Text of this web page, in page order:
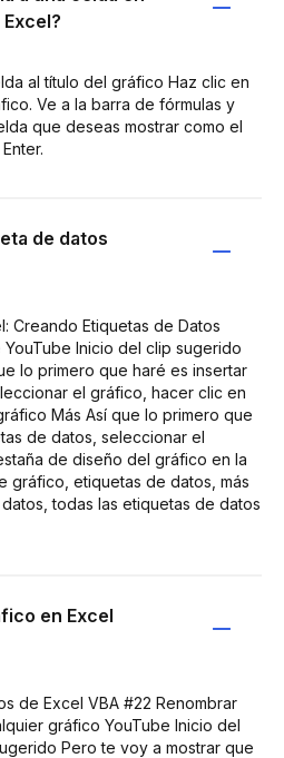
al título del gráfico Haz clic en
Ve a la barra de fórmulas y
que deseas mostrar como el
de datos
Creando Etiquetas de Datos
Inicio del clip sugerido
lo primero que haré es insertar
el gráfico, hacer clic en
Más Así que lo primero que
de datos, seleccionar el
de diseño del gráfico en la
gráfico, etiquetas de datos, más
todas las etiquetas de datos
en Excel
de Excel VBA #22 Renombrar
gráfico YouTube Inicio del
Pero te voy a mostrar que